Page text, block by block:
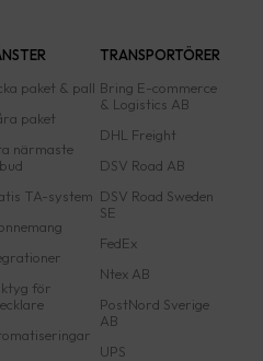
paket & pall
paket
närmaste
TA-system
för
TRANSPORTÖRER
Bring E-commerce
& Logistics AB
DHL Freight
DSV Road AB
DSV Road Sweden
SE
FedEx
Ntex AB
PostNord Sverige
AB
UPS